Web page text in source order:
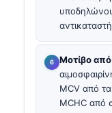
Μοτίβο από
MCV από
MCHC από